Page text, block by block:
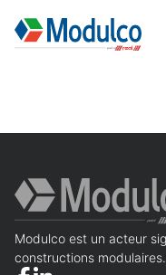
Merci de
pour accéder à la
Prénom
Modulco est un acteur
constructions modulaires.